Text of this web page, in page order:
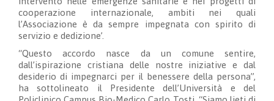
cooperazione internazionale, ambiti nei quali
l’Associazione è da sempre impegnata con spirito di
servizio e dedizione’.
“Questo accordo nasce da un comune sentire,
dall’ispirazione cristiana delle nostre iniziative e dal
desiderio di impegnarci per il benessere della persona”,
ha sottolineato il Presidente dell’Università e del